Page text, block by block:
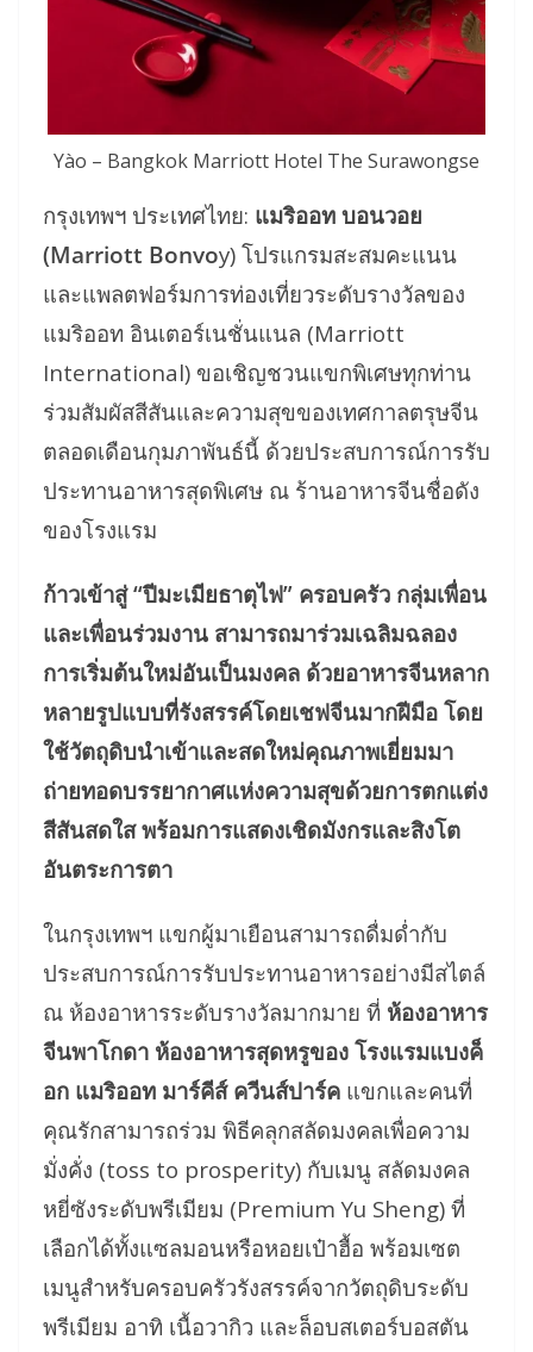
Yào – Bangkok Marriott Hotel The Surawongse
กรุงเทพฯ ประเทศไทย: แมริออท บอนวอย
(Marriott Bonvoy) โปรแกรมสะสมคะแนน
และแพลตฟอร์มการท่องเที่ยวระดับรางวัลของ
แมริออท อินเตอร์เนชั่นแนล (Marriott
International) ขอเชิญชวนแขกพิเศษทุกท่าน
ร่วมสัมผัสสีสันและความสุขของเทศกาลตรุษจีน
ตลอดเดือนกุมภาพันธ์นี้ ด้วยประสบการณ์การรับ
ประทานอาหารสุดพิเศษ ณ ร้านอาหารจีนชื่อดัง
ของโรงแรม
ก้าวเข้าสู่ “ปีมะเมียธาตุไฟ” ครอบครัว กลุ่มเพื่อน
และเพื่อนร่วมงาน สามารถมาร่วมเฉลิมฉลอง
การเริ่มต้นใหม่อันเป็นมงคล ด้วยอาหารจีนหลาก
หลายรูปแบบที่รังสรรค์โดยเชฟจีนมากฝีมือ โดย
ใช้วัตถุดิบนำเข้าและสดใหม่คุณภาพเยี่ยมมา
ถ่ายทอดบรรยากาศแห่งความสุขด้วยการตกแต่ง
สีสันสดใส พร้อมการแสดงเชิดมังกรและสิงโต
อันตระการตา
ในกรุงเทพฯ แขกผู้มาเยือนสามารถดื่มด่ำกับ
ประสบการณ์การรับประทานอาหารอย่างมีสไตล์
ณ ห้องอาหารระดับรางวัลมากมาย ที่ ห้องอาหาร
จีนพาโกดา ห้องอาหารสุดหรูของ โรงแรมแบงค็
อก แมริออท มาร์คีส์ ควีนส์ปาร์ค แขกและคนที่
คุณรักสามารถร่วม พิธีคลุกสลัดมงคลเพื่อความ
มั่งคั่ง (toss to prosperity) กับเมนู สลัดมงคล
หยี่ซังระดับพรีเมียม (Premium Yu Sheng) ที่
เลือกได้ทั้งแซลมอนหรือหอยเป๋าฮื้อ พร้อมเซต
เมนูสำหรับครอบครัวรังสรรค์จากวัตถุดิบระดับ
พรีเมียม อาทิ เนื้อวากิว และล็อบสเตอร์บอสตัน